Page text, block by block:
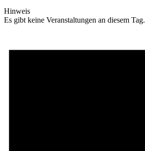
Hinweis
Es gibt keine Veranstaltungen an diesem Tag.